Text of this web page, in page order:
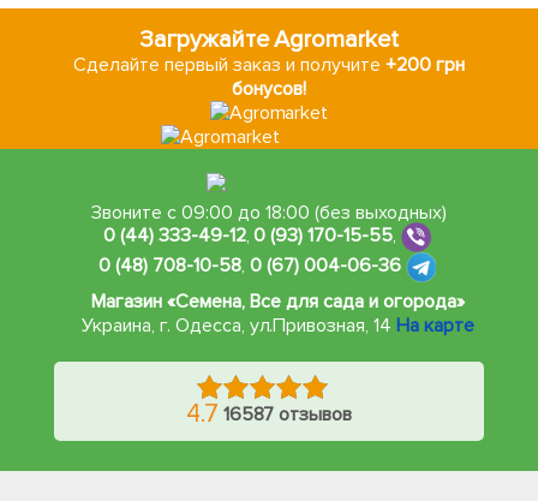
Загружайте Agromarket
Сделайте первый заказ и получите +200 грн
бонусов!
Звоните с 09:00 до 18:00 (без выходных)
0 (44) 333-49-12,0 (93) 170-15-55,
0 (48) 708-10-58, 0 (67) 004-06-36
Магазин «Семена, Все для сада и огорода»
Украина, г. Одесса, ул.Привозная, 14 На карте
4.7 16587 отзывов